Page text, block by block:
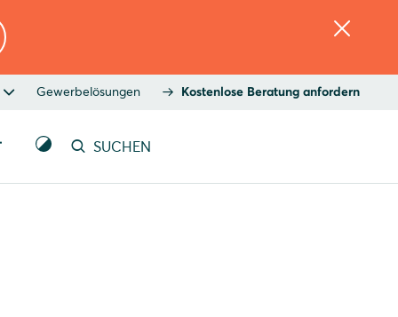
Gewerbelösungen Kostenlose Beratung anfordern
SUCHEN